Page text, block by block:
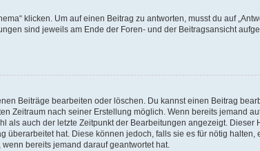
klicken. Um auf einen Beitrag zu antworten, musst du auf
sind jeweils am Ende der Foren- und der Beitragsansicht
Beiträge bearbeiten oder löschen. Du kannst einen Beitrag
Zeitraum nach seiner Erstellung möglich. Wenn bereits jemand
als auch der letzte Zeitpunkt der Bearbeitungen angezeigt.
hat. Diese können jedoch, falls sie es für nötig
bereits jemand darauf geantwortet hat.